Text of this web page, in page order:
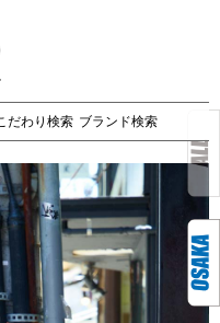
だわり検索 ブランド検索